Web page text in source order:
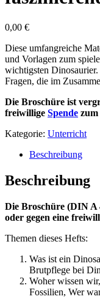
0,00 €
Diese umfangreiche
und Vorlagen zum
wichtigsten
Fragen, die im
Die Broschüre ist
freiwillige Spende zum
Kategorie: Unterricht
Beschreibung
Beschreibung
Die Broschüre (DIN A
oder gegen eine
Themen dieses Hefts:
Was ist ein
Brutpflege bei
Woher wissen
Fossilien, Wer